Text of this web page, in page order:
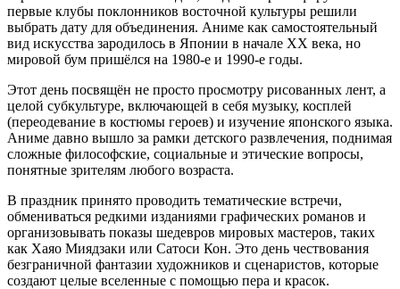
первые клубы поклонников восточной культуры решили
выбрать дату для объединения. Аниме как самостоятельный
вид искусства зародилось в Японии в начале XX века, но
мировой бум пришёлся на 1980-е и 1990-е годы.
Этот день посвящён не просто просмотру рисованных лент, а
целой субкультуре, включающей в себя музыку, косплей
(переодевание в костюмы героев) и изучение японского языка.
Аниме давно вышло за рамки детского развлечения, поднимая
сложные философские, социальные и этические вопросы,
понятные зрителям любого возраста.
В праздник принято проводить тематические встречи,
обмениваться редкими изданиями графических романов и
организовывать показы шедевров мировых мастеров, таких
как Хаяо Миядзаки или Сатоси Кон. Это день чествования
безграничной фантазии художников и сценаристов, которые
создают целые вселенные с помощью пера и красок.